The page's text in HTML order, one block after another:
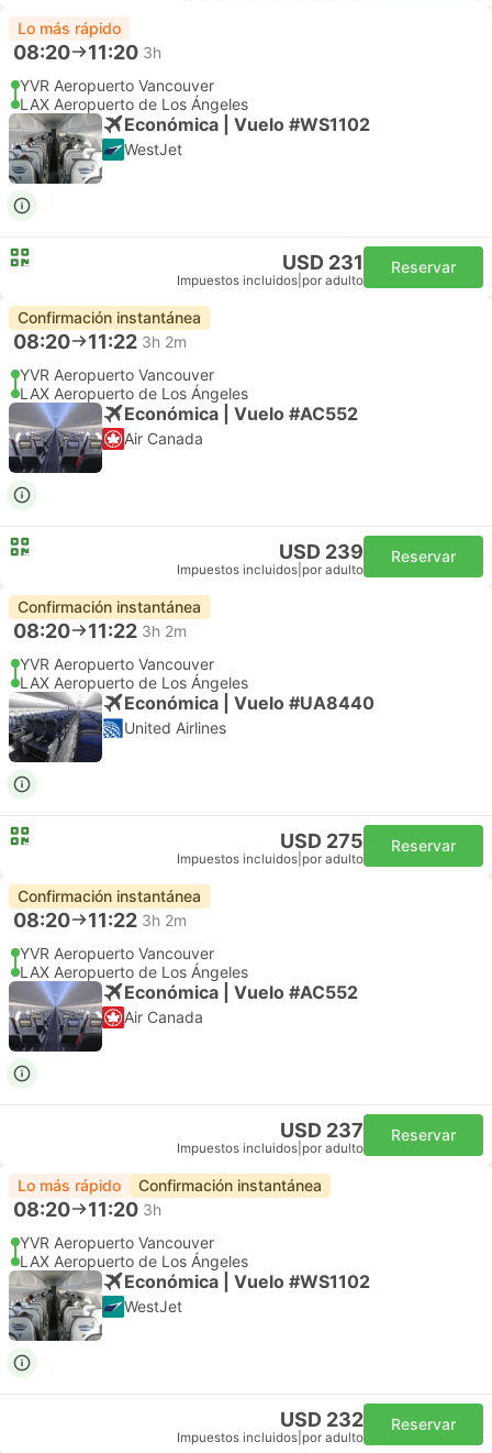
Lo más rápido
08:20 11:20 3h
YVR Aeropuerto Vancouver
LAX Aeropuerto de Los Ángeles
Económica | Vuelo #WS1102
WestJet
USD 231
Impuestos incluidos por adulto
Reservar
Confirmación instantánea
08:20 11:22 3h 2m
YVR Aeropuerto Vancouver
LAX Aeropuerto de Los Ángeles
Económica | Vuelo #AC552
Air Canada
USD 239
Impuestos incluidos por adulto
Reservar
Confirmación instantánea
08:20 11:22 3h 2m
YVR Aeropuerto Vancouver
LAX Aeropuerto de Los Ángeles
Económica | Vuelo #UA8440
United Airlines
USD 275
Impuestos incluidos por adulto
Reservar
Confirmación instantánea
08:20 11:22 3h 2m
YVR Aeropuerto Vancouver
LAX Aeropuerto de Los Ángeles
Económica | Vuelo #AC552
Air Canada
USD 237
Impuestos incluidos por adulto
Reservar
Lo más rápido Confirmación instantánea
08:20 11:20 3h
YVR Aeropuerto Vancouver
LAX Aeropuerto de Los Ángeles
Económica | Vuelo #WS1102
WestJet
USD 232
Impuestos incluidos por adulto
Reservar